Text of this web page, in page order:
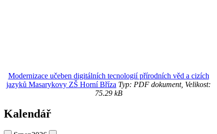
Modernizace učeben digitálních tecnologií přírodních věd a cizích
jazyků Masarykovy ZŠ Horní Bříza Typ: PDF dokument, Velikost:
75.29 kB
Kalendář